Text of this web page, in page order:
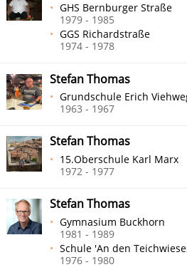
GHS Bernburger Straße
1979 - 1985
GGS Richardstraße
1974 - 1978
Stefan Thomas
Grundschule Erich
1963 - 1967
Stefan Thomas
15.Oberschule Karl Marx
1972 - 1977
Stefan Thomas
Gymnasium Buckhorn
1981 - 1989
Schule 'An den
1976 - 1980